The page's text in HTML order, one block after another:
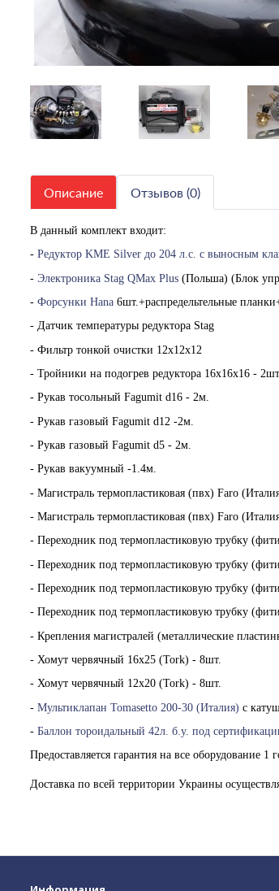
Описание Отзывов (0)
В данный комплект входит:
- Редуктор KME Silver до 204 л.с. с выносным
- Электроника Stag QMax Plus (Польша) (Блок
- Форсунки Hana 6шт.+распредельтельные
- Датчик температуры редуктора Stag
- Фильтр тонкой очистки 12х12х12
- Тройники на подогрев редуктора 16х16х16 -
- Рукав тосольный Fagumit d16 - 2м.
- Рукав газовый Fagumit d12 -2м.
- Рукав газовый Fagumit d5 - 2м.
- Рукав вакуумный -1.4м.
- Магистраль термопластиковая (пвх) Faro
- Магистраль термопластиковая (пвх) Faro
- Переходник под термопластиковую трубку
- Переходник под термопластиковую трубку
- Переходник под термопластиковую трубку
- Переходник под термопластиковую трубку
- Крепления магистралей (металлические
- Хомут червячный 16х25 (Tork) - 8шт.
- Хомут червячный 12х20 (Tork) - 8шт.
- Мультиклапан Tomasetto 200-30 (Италия) с
- Баллон тороидальный 42л. б.у. под
Предоставляется гарантия на все оборудование 1
Доставка по всей территории Украины